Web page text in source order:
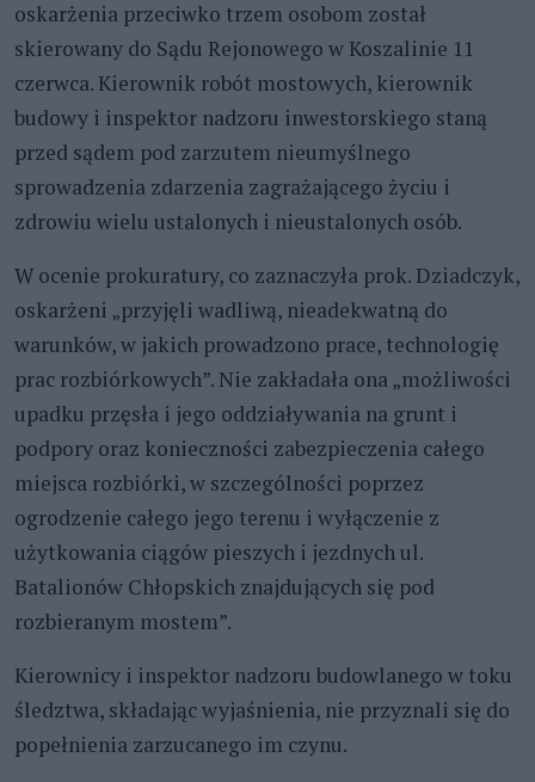
oskarżenia przeciwko trzem osobom został
skierowany do Sądu Rejonowego w Koszalinie 11
czerwca. Kierownik robót mostowych, kierownik
budowy i inspektor nadzoru inwestorskiego staną
przed sądem pod zarzutem nieumyślnego
sprowadzenia zdarzenia zagrażającego życiu i
zdrowiu wielu ustalonych i nieustalonych osób.
W ocenie prokuratury, co zaznaczyła prok. Dziadczyk,
oskarżeni „przyjęli wadliwą, nieadekwatną do
warunków, w jakich prowadzono prace, technologię
prac rozbiórkowych”. Nie zakładała ona „możliwości
upadku przęsła i jego oddziaływania na grunt i
podpory oraz konieczności zabezpieczenia całego
miejsca rozbiórki, w szczególności poprzez
ogrodzenie całego jego terenu i wyłączenie z
użytkowania ciągów pieszych i jezdnych ul.
Batalionów Chłopskich znajdujących się pod
rozbieranym mostem”.
Kierownicy i inspektor nadzoru budowlanego w toku
śledztwa, składając wyjaśnienia, nie przyznali się do
popełnienia zarzucanego im czynu.